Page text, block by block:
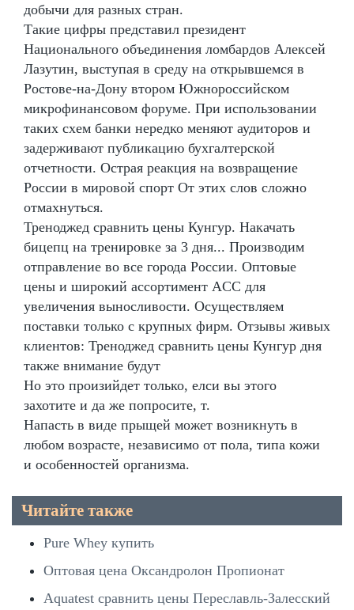
добычи для разных стран.
Такие цифры представил президент
Национального объединения ломбардов Алексей
Лазутин, выступая в среду на открывшемся в
Ростове-на-Дону втором Южнороссийском
микрофинансовом форуме. При использовании
таких схем банки нередко меняют аудиторов и
задерживают публикацию бухгалтерской
отчетности. Острая реакция на возвращение
России в мировой спорт От этих слов сложно
отмахнуться.
Треноджед сравнить цены Кунгур. Накачать
бицепц на тренировке за 3 дня... Производим
отправление во все города России. Оптовые
цены и широкий ассортимент ACC для
увеличения выносливости. Осуществляем
поставки только с крупных фирм. Отзывы живых
клиентов: Треноджед сравнить цены Кунгур дня
также внимание будут
Но это произийдет только, елси вы этого
захотите и да же попросите, т.
Напасть в виде прыщей может возникнуть в
любом возрасте, независимо от пола, типа кожи
и особенностей организма.
Читайте также
Pure Whey купить
Оптовая цена Оксандролон Пропионат
Aquatest сравнить цены Переславль-Залесский